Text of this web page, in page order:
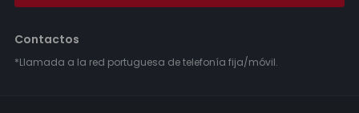
Contactos
*Llamada a la red portuguesa de telefonía fija/móvil.